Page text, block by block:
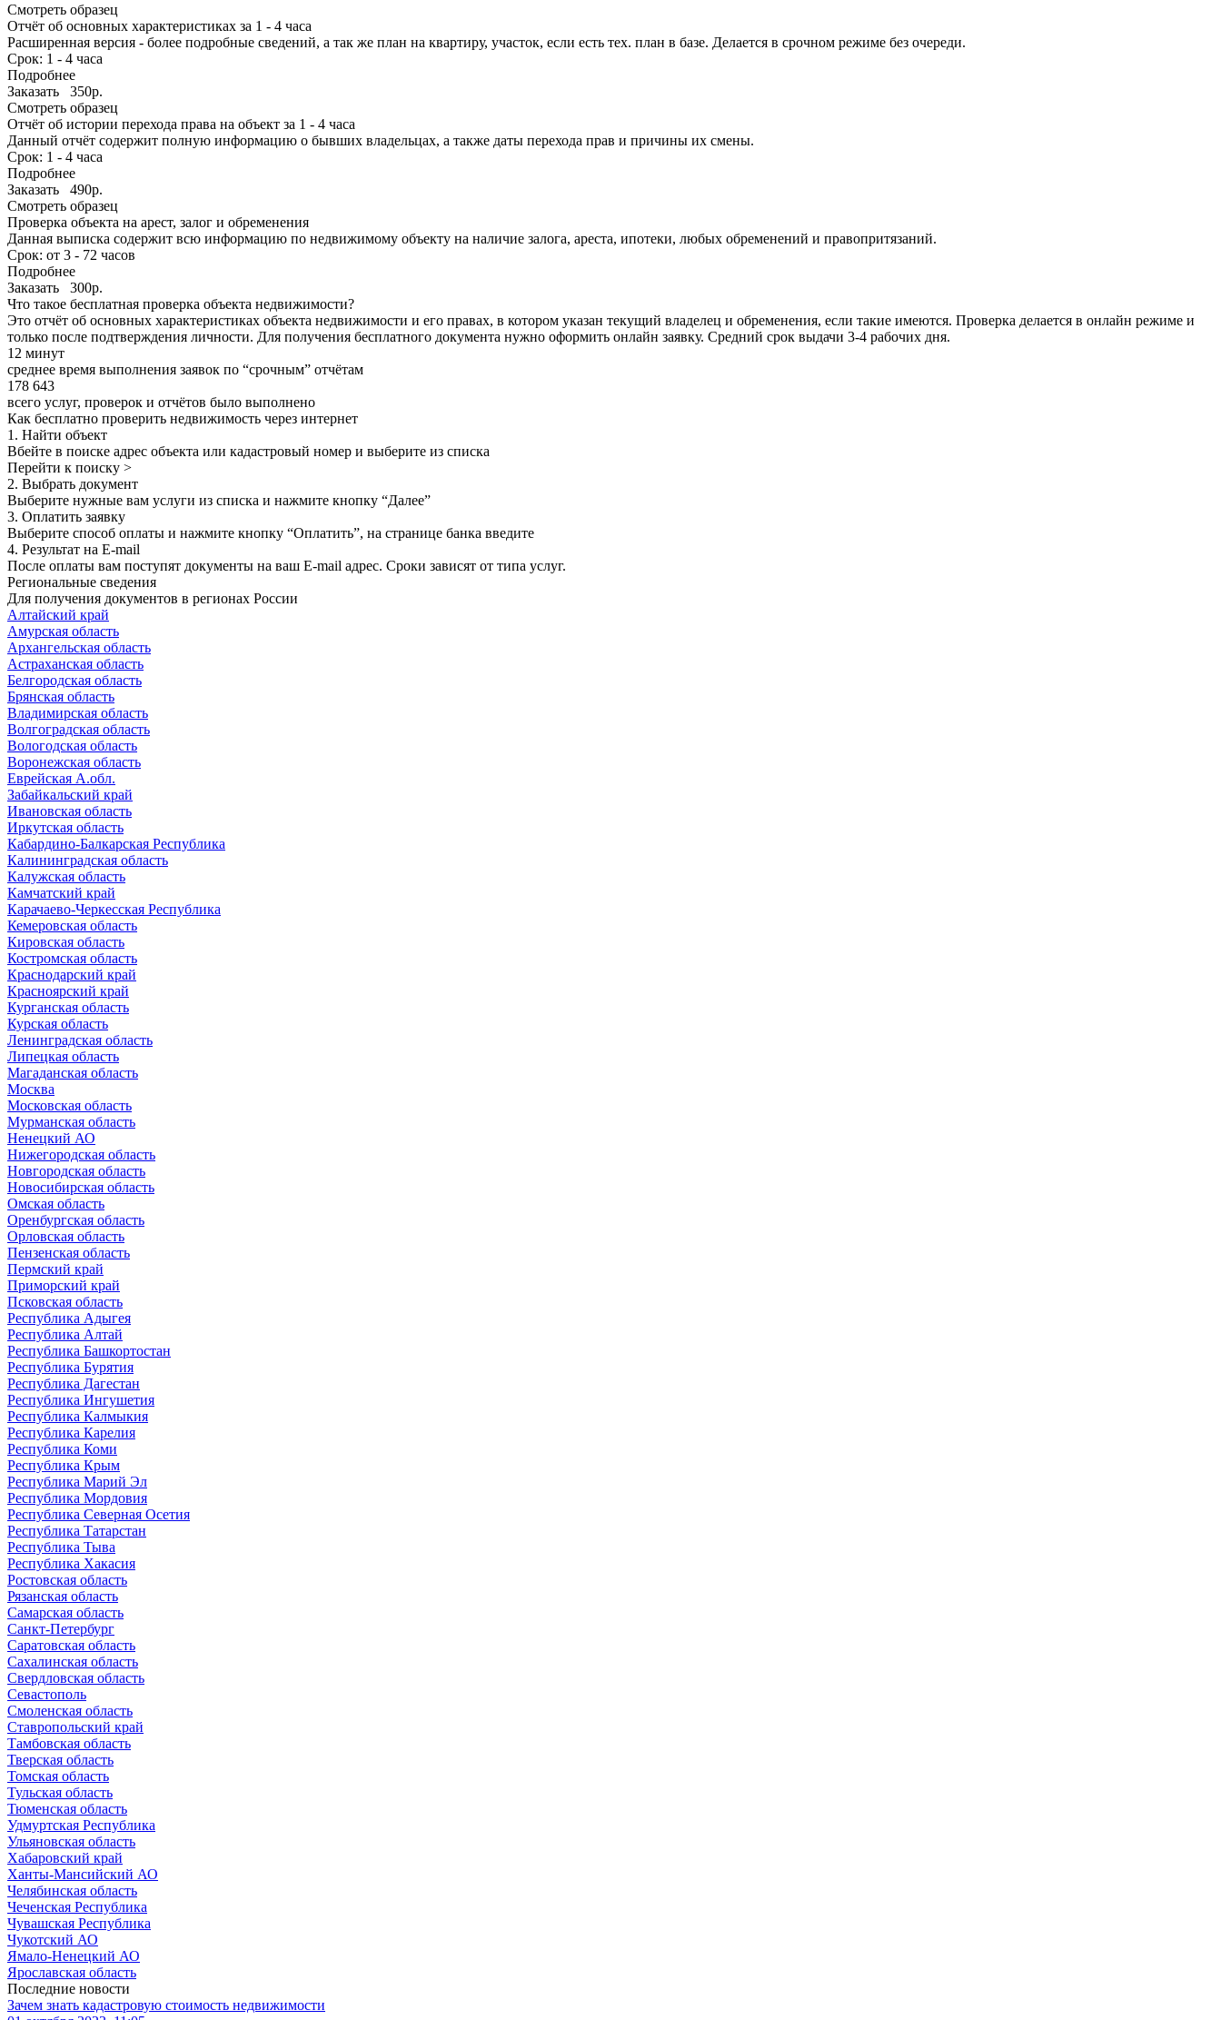
Смотреть образец
Отчёт об основных характеристиках за 1 - 4 часа
Расширенная версия - более подробные сведений, а так же план на квартиру, участок, если есть тех. план в базе. Делается в срочном режиме без очереди.
Срок: 1 - 4 часа
Подробнее
Заказать 350р.
Смотреть образец
Отчёт об истории перехода права на объект за 1 - 4 часа
Данный отчёт содержит полную информацию о бывших владельцах, а также даты перехода прав и причины их смены.
Срок: 1 - 4 часа
Подробнее
Заказать 490р.
Смотреть образец
Проверка объекта на арест, залог и обременения
Данная выписка содержит всю информацию по недвижимому объекту на наличие залога, ареста, ипотеки, любых обременений и правопритязаний.
Срок: от 3 - 72 часов
Подробнее
Заказать 300р.
Что такое бесплатная проверка объекта недвижимости?
Это отчёт об основных характеристиках объекта недвижимости и его правах, в котором указан текущий владелец и обременения, если такие имеются. Проверка делается в онлайн режиме и
только после подтверждения личности. Для получения бесплатного документа нужно оформить онлайн заявку. Средний срок выдачи 3-4 рабочих дня.
12 минут
среднее время выполнения заявок по “срочным” отчётам
178 643
всего услуг, проверок и отчётов было выполнено
Как бесплатно проверить недвижимость через интернет
1. Найти объект
Вбейте в поиске адрес объекта или кадастровый номер и выберите из списка
Перейти к поиску >
2. Выбрать документ
Выберите нужные вам услуги из списка и нажмите кнопку “Далее”
3. Оплатить заявку
Выберите способ оплаты и нажмите кнопку “Оплатить”, на странице банка введите
4. Результат на E-mail
После оплаты вам поступят документы на ваш E-mail адрес. Сроки зависят от типа услуг.
Региональные сведения
Для получения документов в регионах России
Алтайский край
Амурская область
Архангельская область
Астраханская область
Белгородская область
Брянская область
Владимирская область
Волгоградская область
Вологодская область
Воронежская область
Еврейская А.обл.
Забайкальский край
Ивановская область
Иркутская область
Кабардино-Балкарская Республика
Калининградская область
Калужская область
Камчатский край
Карачаево-Черкесская Республика
Кемеровская область
Кировская область
Костромская область
Краснодарский край
Красноярский край
Курганская область
Курская область
Ленинградская область
Липецкая область
Магаданская область
Москва
Московская область
Мурманская область
Ненецкий АО
Нижегородская область
Новгородская область
Новосибирская область
Омская область
Оренбургская область
Орловская область
Пензенская область
Пермский край
Приморский край
Псковская область
Республика Адыгея
Республика Алтай
Республика Башкортостан
Республика Бурятия
Республика Дагестан
Республика Ингушетия
Республика Калмыкия
Республика Карелия
Республика Коми
Республика Крым
Республика Марий Эл
Республика Мордовия
Республика Северная Осетия
Республика Татарстан
Республика Тыва
Республика Хакасия
Ростовская область
Рязанская область
Самарская область
Санкт-Петербург
Саратовская область
Сахалинская область
Свердловская область
Севастополь
Смоленская область
Ставропольский край
Тамбовская область
Тверская область
Томская область
Тульская область
Тюменская область
Удмуртская Республика
Ульяновская область
Хабаровский край
Ханты-Мансийский АО
Челябинская область
Чеченская Республика
Чувашская Республика
Чукотский АО
Ямало-Ненецкий АО
Ярославская область
Последние новости
Зачем знать кадастровую стоимость недвижимости